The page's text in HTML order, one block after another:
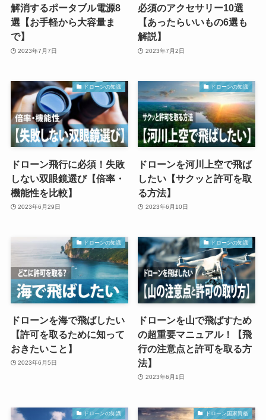
解消するポータブル電源8
選【お手軽から大容量ま
で】
2023年7月7日
必須のアクセサリー10選
【あったらいいもの6選も
解説】
2023年7月2日
ドローンの知識
ドローン飛行に必須！失敗
しない双眼鏡選び【倍率・
機能性を比較】
2023年6月29日
ドローンの知識
ドローンを河川上空で飛ば
したい【サクッと許可を取
る方法】
2023年6月10日
ドローンの知識
ドローンを海で飛ばしたい
【許可を取るために知って
おきたいこと】
2023年6月5日
ドローンの知識
ドローンを山で飛ばすため
の超重要マニュアル！【飛
行の注意点と許可を取る方
法】
2023年6月1日
ドローンの知識 ドローン国家資格